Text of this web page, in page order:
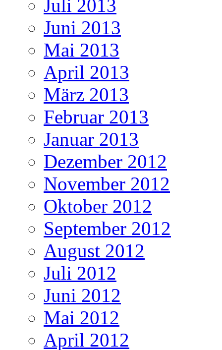
Juli 2013
Juni 2013
Mai 2013
April 2013
März 2013
Februar 2013
Januar 2013
Dezember 2012
November 2012
Oktober 2012
September 2012
August 2012
Juli 2012
Juni 2012
Mai 2012
April 2012